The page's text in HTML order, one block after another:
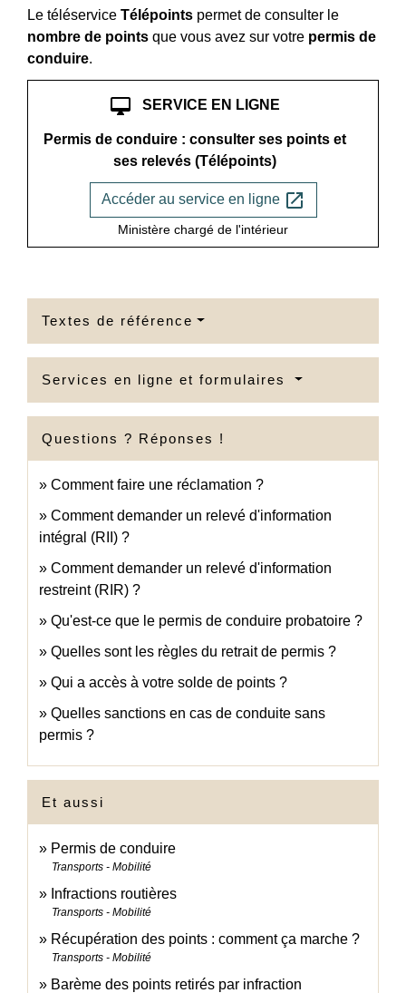
Le téléservice Télépoints permet de consulter le
nombre de points que vous avez sur votre permis de
conduire.
desktop_mac SERVICE EN LIGNE
Permis de conduire : consulter ses points et
ses relevés (Télépoints)
Accéder au service en ligne open_in_new
Ministère chargé de l'intérieur
Textes de référence
Services en ligne et formulaires
Questions ? Réponses !
Comment faire une réclamation ?
Comment demander un relevé d'information
intégral (RII) ?
Comment demander un relevé d'information
restreint (RIR) ?
Qu'est-ce que le permis de conduire probatoire ?
Quelles sont les règles du retrait de permis ?
Qui a accès à votre solde de points ?
Quelles sanctions en cas de conduite sans
permis ?
Et aussi
Permis de conduire
Transports - Mobilité
Infractions routières
Transports - Mobilité
Récupération des points : comment ça marche ?
Transports - Mobilité
Barème des points retirés par infraction